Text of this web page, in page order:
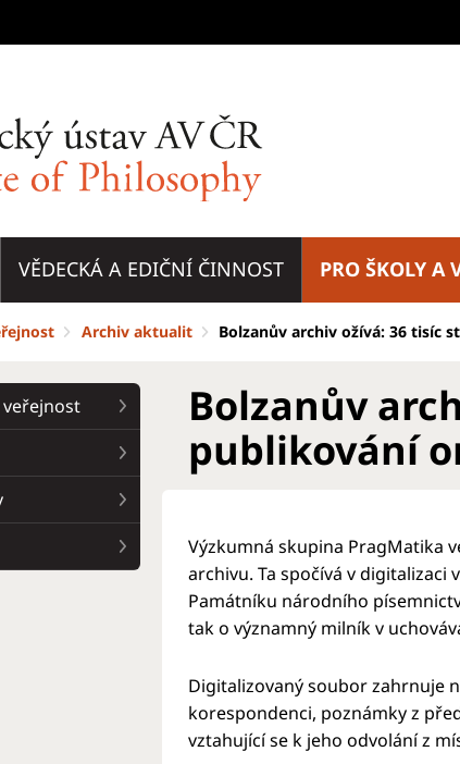
VĚDECKÁ A EDIČNÍ ČINNOST PRO ŠKOLY A
Archiv aktualit Bolzanův archiv ožívá: 36 tisíc
Bolzanův
publikování
Výzkumná skupina PragMatika
archivu. Ta spočívá v digitalizaci
Památníku národního
tak o významný milník v
Digitalizovaný soubor zahrnuje
korespondenci, poznámky z
vztahující se k jeho odvolání z